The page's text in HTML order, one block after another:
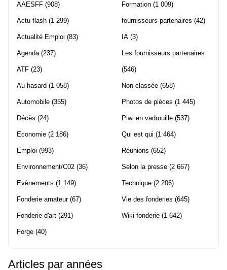
AAESFF (908)
Actu flash (1 299)
Actualité Emploi (83)
Agenda(237)
ATF (23)
Au hasard (1 058)
Automobile (355)
Décès (24)
Economie (2 186)
Emploi (993)
Environnement/C02 (36)
Evènements (1 149)
Fonderie amateur(67)
Fonderie d'art (291)
Forge (40)
Formation (1 009)
fournisseurs partenaires (42)
IA (3)
Les fournisseurs partenaires
(546)
Non classée (658)
Photos de pièces (1 445)
Piwi en vadrouille (537)
Qui est qui (1 464)
Réunions (652)
Selon la presse (2 667)
Technique (2 206)
Vie des fonderies (645)
Wiki fonderie (1 642)
Articles par années